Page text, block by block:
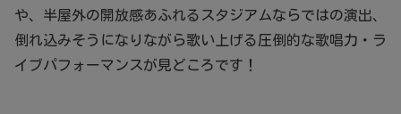
や、半屋外の開放感あふれるスタジアムならではの演出、
倒れ込みそうになりながら歌い上げる圧倒的な歌唱力・ラ
イブパフォーマンスが見どころです！